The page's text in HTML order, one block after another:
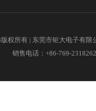
权所有 | 东莞市钜大电子有
销售电话：+86-769-